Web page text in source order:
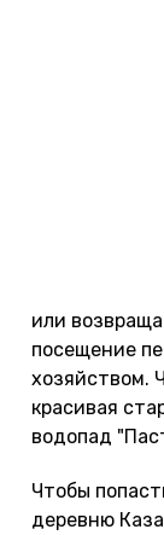
или
посещение
хозяйством.
красивая
водопад
Чтобы
деревню